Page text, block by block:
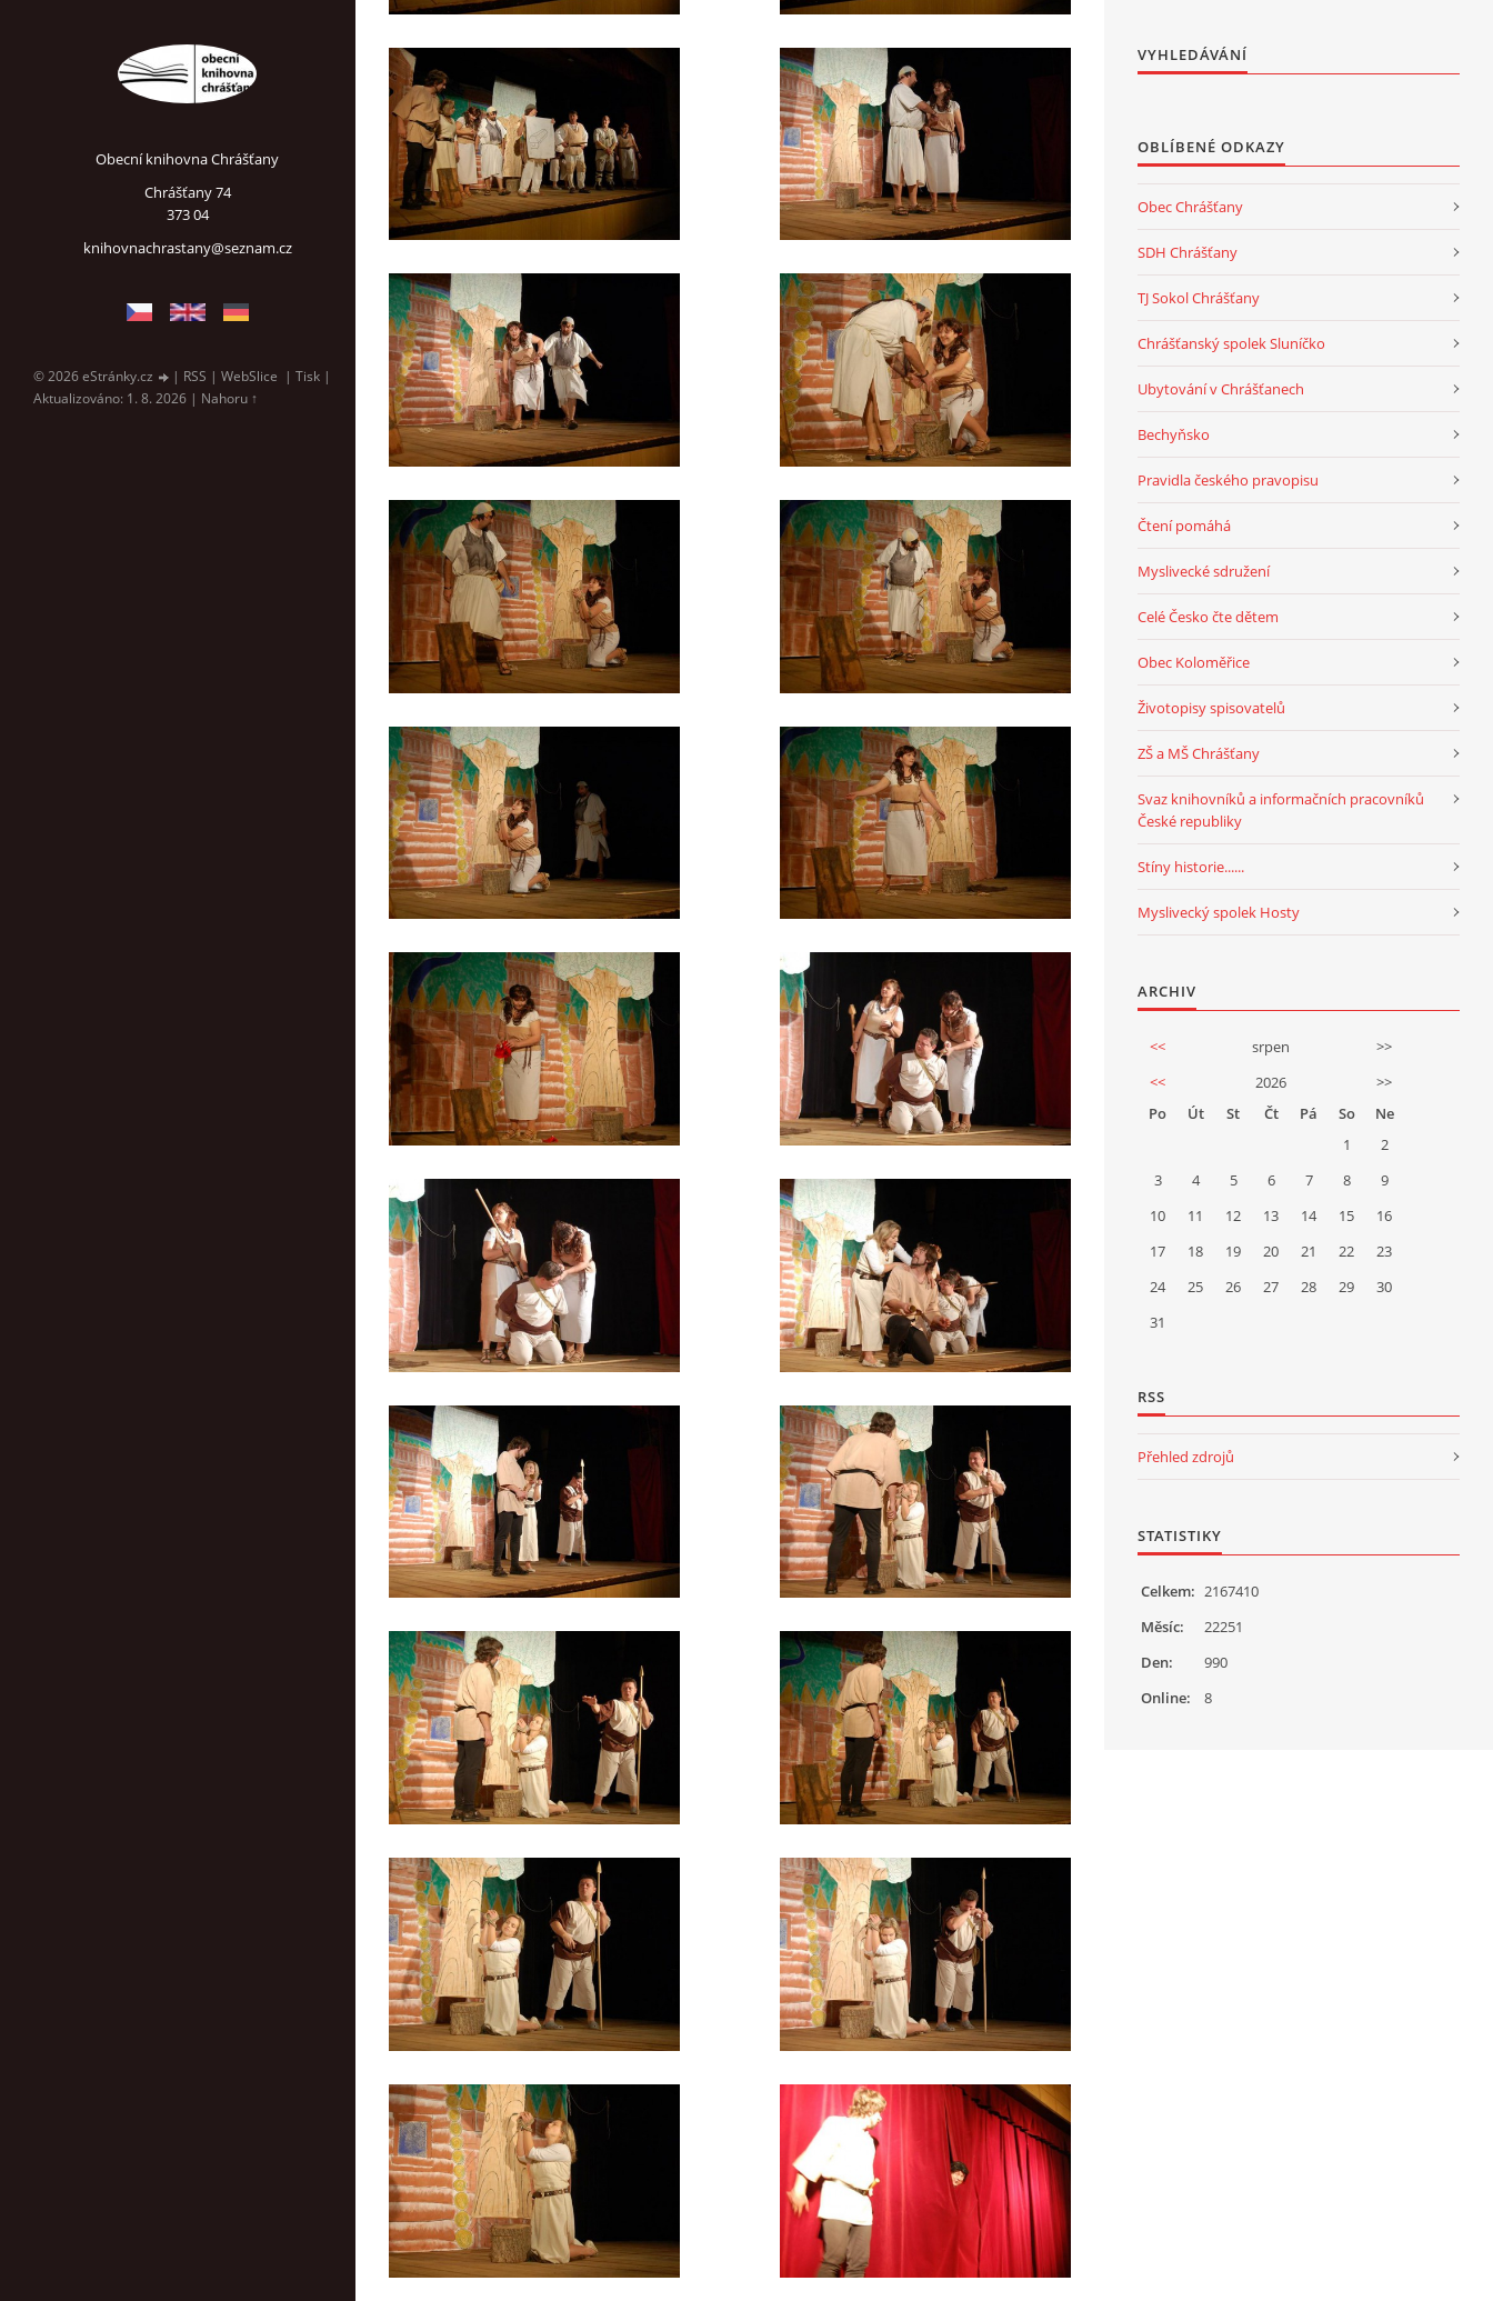
Obecní knihovna Chrášťany
Chrášťany 74
373 04
knihovnachrastany@seznam.cz
© 2026 eStránky.cz | RSS | WebSlice | Tisk |
Aktualizováno: 1. 8. 2026 | Nahoru ↑
VYHLEDÁVÁNÍ
OBLÍBENÉ ODKAZY
Obec Chrášťany
SDH Chrášťany
TJ Sokol Chrášťany
Chrášťanský spolek Sluníčko
Ubytování v Chrášťanech
Bechyňsko
Pravidla českého pravopisu
Čtení pomáhá
Myslivecké sdružení
Celé Česko čte dětem
Obec Koloměřice
Životopisy spisovatelů
ZŠ a MŠ Chrášťany
Svaz knihovníků a informačních pracovníků
České republiky
Stíny historie......
Myslivecký spolek Hosty
ARCHIV
<< srpen
>>
<<
2026
>>
Po
Út St Čt Pá So
Ne
1
2
3
4 5 6 7 8
9
10
11 12 13 14 15
16
17
18 19 20 21 22
23
24
25 26 27 28 29
30
31
RSS
Přehled zdrojů
STATISTIKY
Online: 8
Celkem: 2167410
Měsíc:
22251
Den:
990